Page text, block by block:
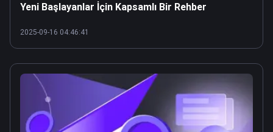
Yeni Başlayanlar İçin Kapsamlı Bir Rehber
2025-09-16 04:46:41